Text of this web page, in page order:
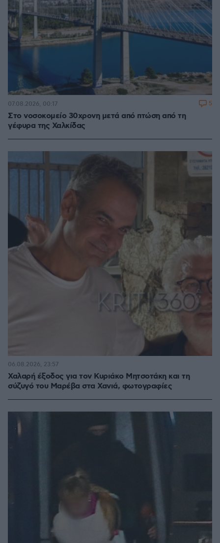
Στο νοσοκομείο 30χρονη μετά από πτώση από τη
γέφυρα της Χαλκίδας
07.08.2026, 00:17 5
Χαλαρή έξοδος για τον Κυριάκο Μητσοτάκη και τη
σύζυγό του Μαρέβα στα Χανιά, φωτογραφίες
06.08.2026, 23:57